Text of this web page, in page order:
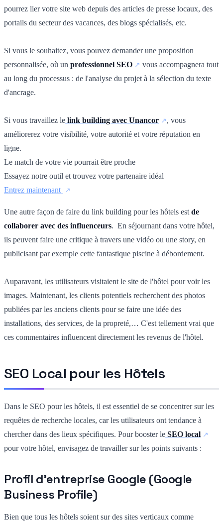
pourrez lier votre site web depuis des articles de presse locaux, des
portails du secteur des vacances, des blogs spécialisés, etc.
Si vous le souhaitez, vous pouvez demander une proposition
personnalisée, où un professionnel SEO
vous accompagnera tout
au long du processus : de l'analyse du projet à la sélection du texte
d'ancrage.
Si vous travaillez le link building avec Unancor
, vous
améliorerez votre visibilité, votre autorité et votre réputation en
ligne.
Le match de votre vie pourrait être proche
Essayez notre outil et trouvez votre partenaire idéal
Entrez maintenant
Une autre façon de faire du link building pour les hôtels est de
collaborer avec des influenceurs. En séjournant dans votre hôtel,
ils peuvent faire une critique à travers une vidéo ou une story, en
publicisant par exemple cette fantastique piscine à débordement.
Auparavant, les utilisateurs visitaient le site de l'hôtel pour voir les
images. Maintenant, les clients potentiels recherchent des photos
publiées par les anciens clients pour se faire une idée des
installations, des services, de la propreté,… C'est tellement vrai que
ces commentaires influencent directement les revenus de l'hôtel.
SEO Local pour les Hôtels
Dans le SEO pour les hôtels, il est essentiel de se concentrer sur les
requêtes de recherche locales, car les utilisateurs ont tendance à
chercher dans des lieux spécifiques. Pour booster le SEO local
pour votre hôtel, envisagez de travailler sur les points suivants :
Profil d'entreprise Google (Google
Business Profile)
Bien que tous les hôtels soient sur des sites verticaux comme